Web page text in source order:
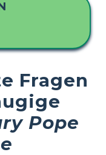
Fragen
Pope